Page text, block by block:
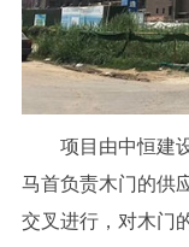
项目由中恒建设
马首负责木门的供
交叉进行，对木门